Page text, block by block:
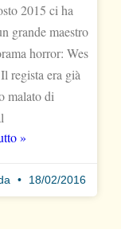
2015 ci ha
grande maestro
horror: Wes
regista era già
malato di
»
18/02/2016